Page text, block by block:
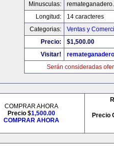
Minusculas:
Longitud:
14 caracteres
Categorias:
Ventas y
Precio:
$1,500.00
Visitar!
Serán consideradas
COMPRAR AHORA
Precio $1,500.00
COMPRAR AHORA
Precio